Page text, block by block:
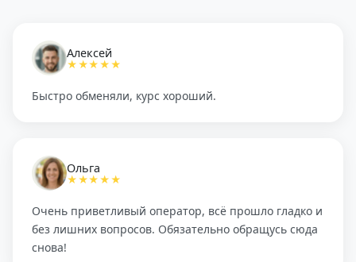
Алексей
★★★★★
Быстро обменяли, курс хороший.
Ольга
★★★★★
Очень приветливый оператор, всё прошло гладко и
без лишних вопросов. Обязательно обращусь сюда
снова!